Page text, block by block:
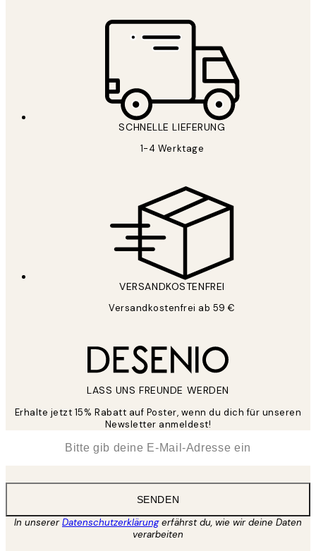
SCHNELLE LIEFERUNG
1-4 Werktage
VERSANDKOSTENFREI
Versandkostenfrei ab 59 €
LASS UNS FREUNDE WERDEN
Erhalte jetzt 15% Rabatt auf Poster, wenn du dich für unseren
Newsletter anmeldest!
SENDEN
In unsererDatenschutzerklärungerfährst du, wie wir deine Daten
verarbeiten